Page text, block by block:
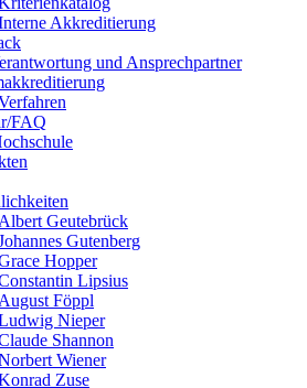
Akkreditierung
und Ansprechpartner
FAQ
Albert Geutebrück
Gutenberg
Hopper
Lipsius
August Föppl
Nieper
Shannon
Wiener
Zuse